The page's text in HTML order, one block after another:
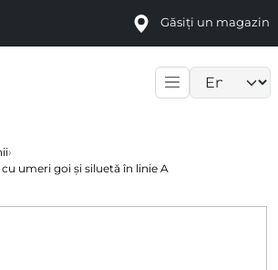
Găsiți un magazin
›
umeri goi și siluetă în linie A